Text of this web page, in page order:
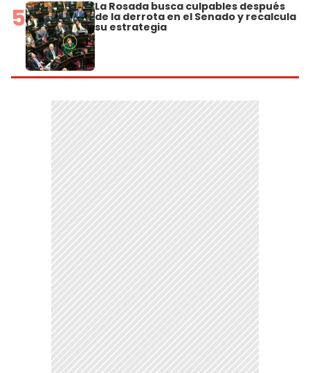
5 La Rosada busca culpables después
de la derrota en el Senado y recalcula
su estrategia